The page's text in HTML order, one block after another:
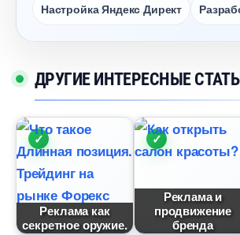
Настройка Яндекс Директ
ДРУГИЕ ИНТЕРЕСНЫЕ
Реклама как
секретное оружие.
Реклама и
продвижение
ренда